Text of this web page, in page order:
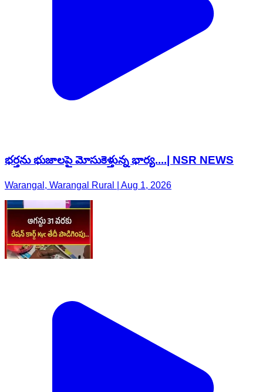
భర్తను భుజాలపై మోసుకెళ్తున్న భార్య....| NSR NEWS
Warangal, Warangal Rural | Aug 1, 2026